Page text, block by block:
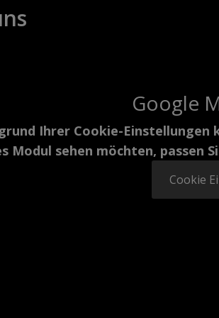
Google
Ihrer Cookie-Einstellungen
Modul sehen möchten,
Cookie